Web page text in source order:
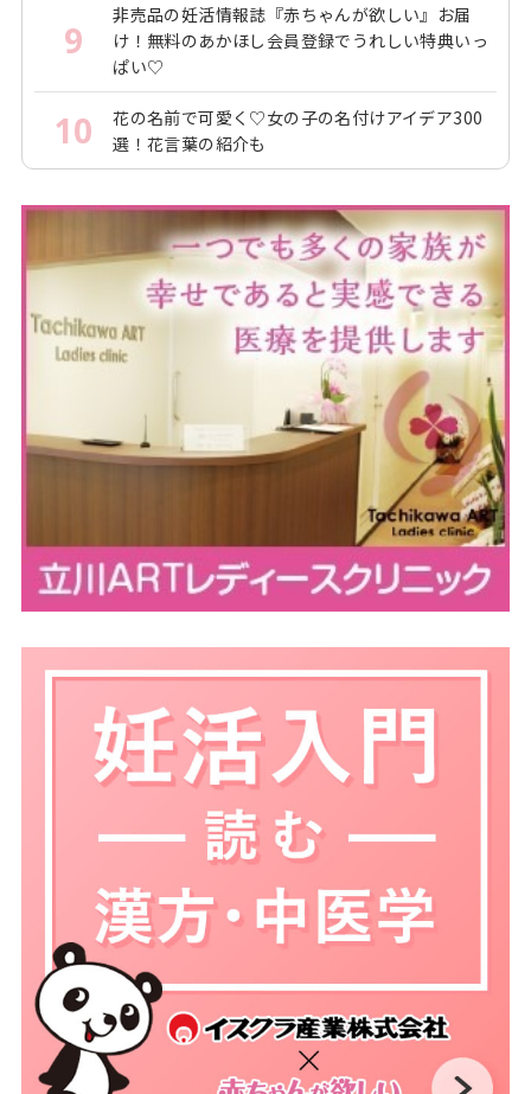
9
非売品の妊活情報誌『赤ちゃんが欲しい』お届
け！無料のあかほし会員登録でうれしい特典いっ
ぱい♡
10
花の名前で可愛く♡女の子の名付けアイデア300
選！花言葉の紹介も